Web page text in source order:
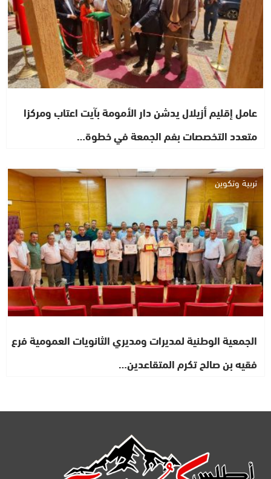
عامل إقليم أزيلال يدشن دار الأمومة بآيت اعتاب ومركزا
متعدد التخصصات بفم الجمعة في خطوة…
تربية وتكوين
الجمعية الوطنية لمديرات ومديري الثانويات العمومية فرع
فقيه بن صالح تكرم المتقاعدين…